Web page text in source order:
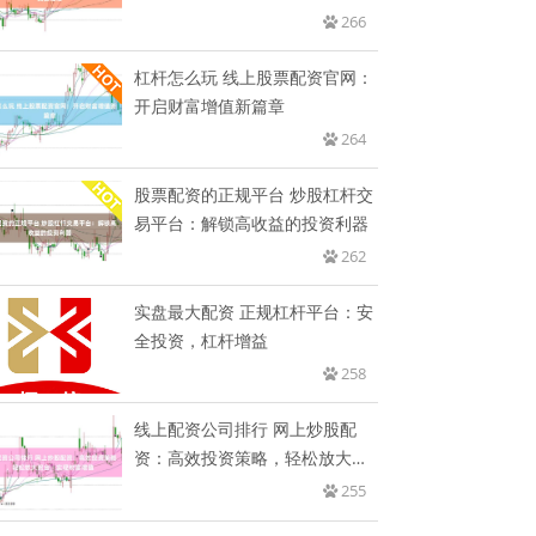
266
杠杆怎么玩 线上股票配资官网：
开启财富增值新篇章
264
股票配资的正规平台 炒股杠杆交
易平台：解锁高收益的投资利器
262
实盘最大配资 正规杠杆平台：安
全投资，杠杆增益
258
线上配资公司排行 网上炒股配
资：高效投资策略，轻松放大资
255